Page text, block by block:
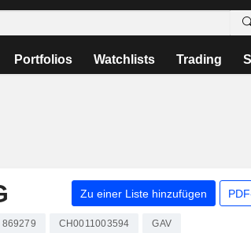
Portfolios Watchlists Trading
Zu einer Liste hinzufügen
869279 CH0011003594 GAV